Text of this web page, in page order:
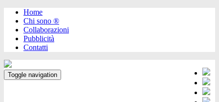
Home
Chi sono ®️
Collaborazioni
Pubblicità
Contatti
Toggle navigation